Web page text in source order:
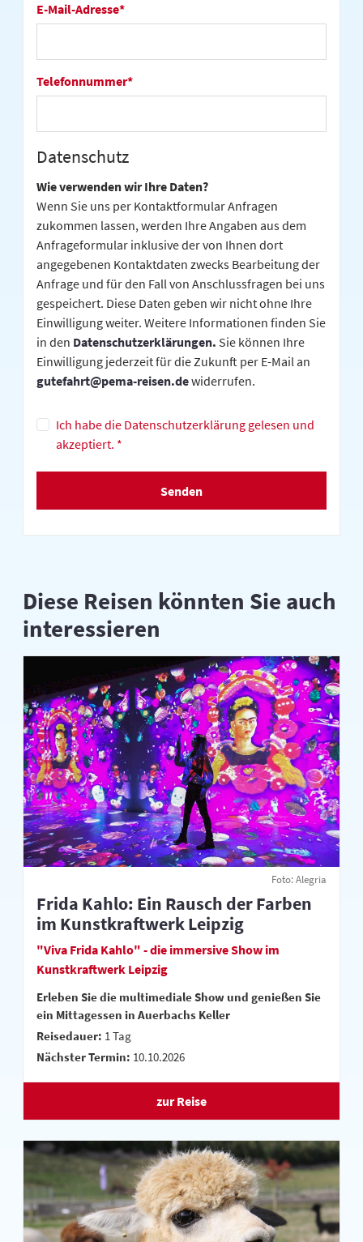
E-Mail-Adresse*
Telefonnummer*
Datenschutz
Wie verwenden wir Ihre Daten?
Wenn Sie uns per Kontaktformular Anfragen
zukommen lassen, werden Ihre Angaben aus dem
Anfrageformular inklusive der von Ihnen dort
angegebenen Kontaktdaten zwecks Bearbeitung der
Anfrage und für den Fall von Anschlussfragen bei uns
gespeichert. Diese Daten geben wir nicht ohne Ihre
Einwilligung weiter. Weitere Informationen finden Sie
in den Datenschutzerklärungen. Sie können Ihre
Einwilligung jederzeit für die Zukunft per E-Mail an
gutefahrt@pema-reisen.dewiderrufen.
Ich habe die Datenschutzerklärung gelesen und
akzeptiert. *
Senden
Diese Reisen könnten Sie auch
interessieren
Foto: Alegria
Frida Kahlo: Ein Rausch der Farben
im Kunstkraftwerk Leipzig
"Viva Frida Kahlo" - die immersive Show im
Kunstkraftwerk Leipzig
Erleben Sie die multimediale Show und genießen Sie
ein Mittagessen in Auerbachs Keller
Reisedauer: 1 Tag
Nächster Termin: 10.10.2026
zur Reise